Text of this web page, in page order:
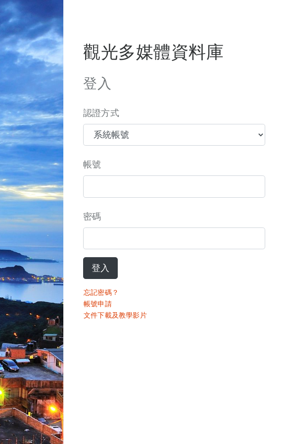
觀光多媒體資料庫
登入
認證方式
帳號
密碼
登入
忘記密碼？
帳號申請
文件下載及教學影片